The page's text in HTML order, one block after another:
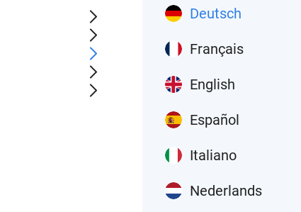
Deutsch
Français
English
Español
Italiano
Nederlands